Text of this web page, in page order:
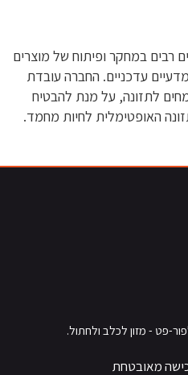
רבים במחקר ופיתוח של מוצרים
עדכניים. החברה עובדת
לתזונה, על מנת להבטיח
האופטימלית לחיות מחמד.
פט - מזון לכלב ולחתול.
מאובטחת